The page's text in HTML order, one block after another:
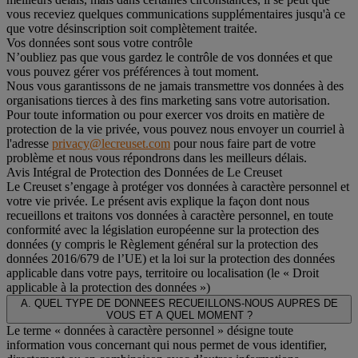
vous receviez quelques communications supplémentaires jusqu'à ce
que votre désinscription soit complètement traitée.
Vos données sont sous votre contrôle
N’oubliez pas que vous gardez le contrôle de vos données et que
vous pouvez gérer vos préférences à tout moment.
Nous vous garantissons de ne jamais transmettre vos données à des
organisations tierces à des fins marketing sans votre autorisation.
Pour toute information ou pour exercer vos droits en matière de
protection de la vie privée, vous pouvez nous envoyer un courriel à
l'adresse privacy@lecreuset.com pour nous faire part de votre
problème et nous vous répondrons dans les meilleurs délais.
Avis Intégral de Protection des Données de Le Creuset
Le Creuset s’engage à protéger vos données à caractère personnel et
votre vie privée. Le présent avis explique la façon dont nous
recueillons et traitons vos données à caractère personnel, en toute
conformité avec la législation européenne sur la protection des
données (y compris le Règlement général sur la protection des
données 2016/679 de l’UE) et la loi sur la protection des données
applicable dans votre pays, territoire ou localisation (le « Droit
applicable à la protection des données »)
A. QUEL TYPE DE DONNEES RECUEILLONS-NOUS AUPRES DE
VOUS ET A QUEL MOMENT ?
Le terme « données à caractère personnel » désigne toute
information vous concernant qui nous permet de vous identifier,